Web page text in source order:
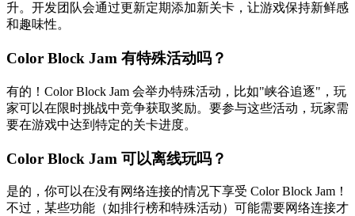
升。开发团队会通过更新定期添加新关卡，让游戏保持新鲜感
和趣味性。
Color Block Jam 有特殊活动吗？
有的！Color Block Jam 会举办特殊活动，比如"峡谷追逐"，玩
家可以在限时挑战中竞争获取奖励。要参与这些活动，玩家需
要在游戏中达到特定的关卡进度。
Color Block Jam 可以离线玩吗？
是的，你可以在没有网络连接的情况下享受 Color Block Jam！
不过，某些功能（如排行榜和特殊活动）可能需要网络连接才